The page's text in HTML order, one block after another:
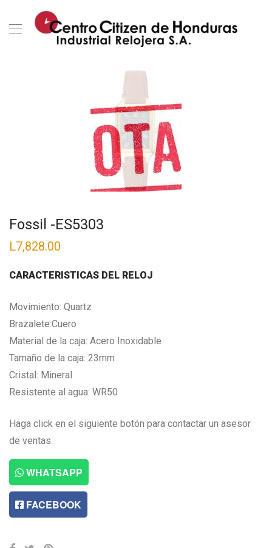
Fossil -ES5303
L7,828.00
CARACTERISTICAS DEL RELOJ
Movimiento: Quartz
Brazalete:Cuero
Material de la caja: Acero Inoxidable
Tamaño de la caja: 23mm
Cristal: Mineral
Resistente al agua: WR50
Haga click en el siguiente botón para contactar un asesor
de ventas.
WHATSAPP
FACEBOOK